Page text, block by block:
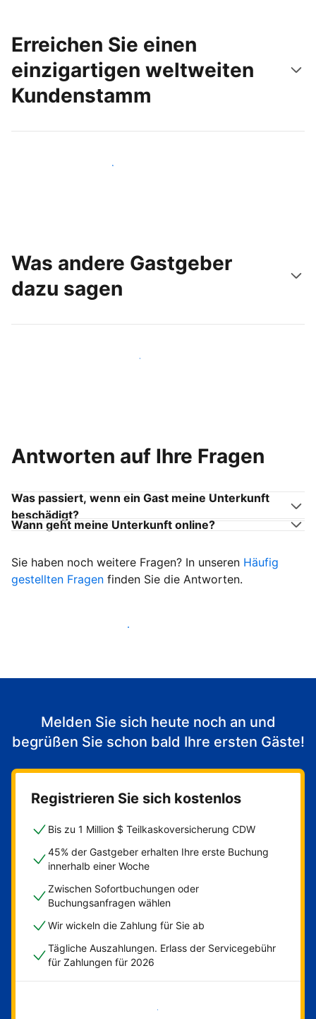
Erreichen Sie einen
einzigartigen weltweiten
Kundenstamm
Noch heute neue Gäste erreichen
Was andere Gastgeber
dazu sagen
Schließen Sie sich Gastgebern wie Ihnen an
Antworten auf Ihre Fragen
Was passiert, wenn ein Gast meine Unterkunft
beschädigt?
Wann geht meine Unterkunft online?
Sie haben noch weitere Fragen? In unseren Häufig
gestellten Fragen finden Sie die Antworten.
Heißen Sie ab sofort Gäste willkommen
Melden Sie sich heute noch an und
begrüßen Sie schon bald Ihre ersten Gäste!
Registrieren Sie sich kostenlos
Bis zu 1 Million $ Teilkaskoversicherung CDW
45% der Gastgeber erhalten Ihre erste Buchung
innerhalb einer Woche
Zwischen Sofortbuchungen oder
Buchungsanfragen wählen
Wir wickeln die Zahlung für Sie ab
Tägliche Auszahlungen. Erlass der Servicegebühr
für Zahlungen für 2026
Jetzt loslegen